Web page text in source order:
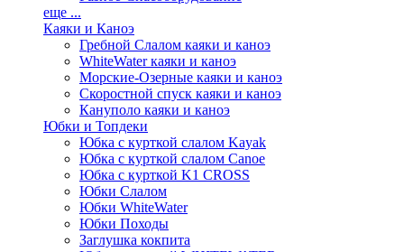
еще ...
Каяки и Каноэ
Гребной Слалом каяки и каноэ
WhiteWater каяки и каноэ
Морские-Озерные каяки и каноэ
Скоростной спуск каяки и каноэ
Кануполо каяки и каноэ
Юбки и Топдеки
Юбка с курткой слалом Kayak
Юбка с курткой слалом Canoe
Юбка с курткой K1 CROSS
Юбки Слалом
Юбки WhiteWater
Юбки Походы
Заглушка кокпита